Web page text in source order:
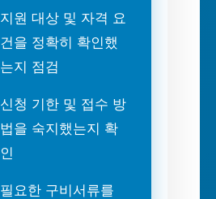
지원 대상 및 자격 요
건을 정확히 확인했
는지 점검
신청 기한 및 접수 방
법을 숙지했는지 확
인
필요한 구비서류를